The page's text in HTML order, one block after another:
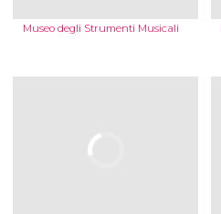
Museo degli Strumenti Musicali